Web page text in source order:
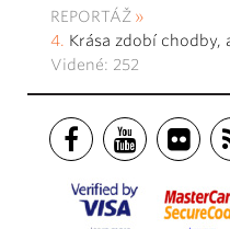
REPORTÁŽ
Krása zdobí chodby,
Videné: 252